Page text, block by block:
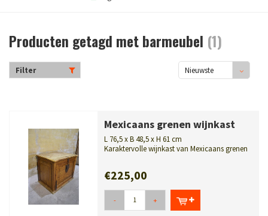
Producten getagd met barmeubel (1)
Filter
Nieuwste
Mexicaans grenen wijnkast
L 76,5 x B 48,5 x H 61 cm
Karaktervolle wijnkast van Mexicaans grenen
€225,00
- +